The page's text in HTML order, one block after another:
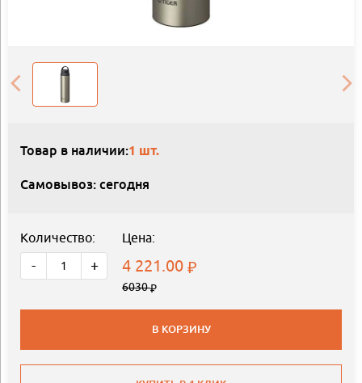
Товар в наличии:1 шт.
Самовывоз: сегодня
Количество:
- +
Цена:
4 221.00
6030
В КОРЗИНУ